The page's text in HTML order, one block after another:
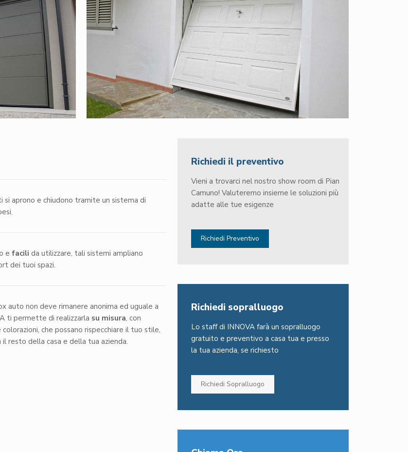
si aprono e chiudono tramite un sistema di
efacili da utilizzare, tali sistemi ampliano
dei tuoi spazi.
auto non deve rimanere anonima ed uguale a
ti permette di realizzarla su misura, con
che possano rispecchiare il tuo stile,
il resto della casa e della tua azienda.
Richiedi il preventivo
Vieni a trovarci nel nostro show room di Pian
Camuno! Valuteremo insieme le soluzioni più
adatte alle tue esigenze
Richiedi Preventivo
Richiedi sopralluogo
Lo staff di INNOVA farà un sopralluogo
gratuito e preventivo a casa tua e presso
la tua azienda, se richiesto
Richiedi Sopralluogo